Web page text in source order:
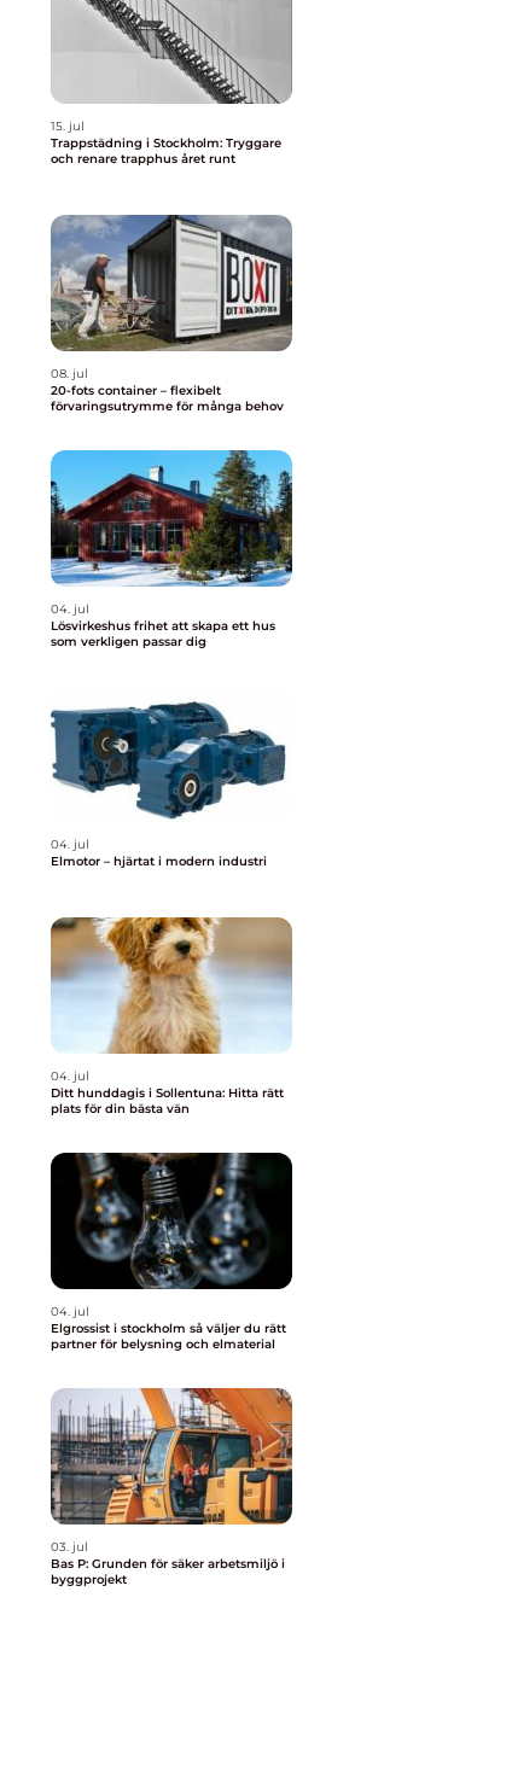
15. jul
Trappstädning i Stockholm: Tryggare
och renare trapphus året runt
08. jul
20-fots container – flexibelt
förvaringsutrymme för många behov
04. jul
Lösvirkeshus frihet att skapa ett hus
som verkligen passar dig
04. jul
Elmotor – hjärtat i modern industri
04. jul
Ditt hunddagis i Sollentuna: Hitta rätt
plats för din bästa vän
04. jul
Elgrossist i stockholm så väljer du rätt
partner för belysning och elmaterial
03. jul
Bas P: Grunden för säker arbetsmiljö i
byggprojekt